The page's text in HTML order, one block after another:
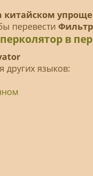
китайском
перевести
в
других языков: